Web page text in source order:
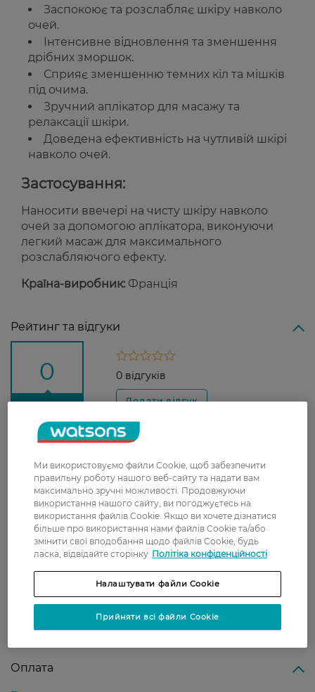
Заспокоює та розслабляє шкіру навколо
очей.
Інтенсивне відновлення та зменшення
дрібних зморшок.
Сприяє зменшенню темних кіл та мішків
під очима.
Зручний аплікатор для масажу та
релаксації шкіри.
Доведена ефективність на чутливій шкірі
навколо очей.
Застосування:
Наносити ввечері на чисту шкіру навколо
очей за допомогою аплікатора, виконуючи
легкий масаж для максимального
розслабляючого ефекту.
Країна-виробник: Франція
Рейтинг та відгуки
0 0 відгуків
Нова пошта
У відділення Нової пошти - 99 грн,
безкоштовно від 699 грн
Укрпошта
Вартість доставки - 79 грн, безкоштовна
доставка від - 599 грн
Забрати сьогодні в магазині Watsons
Вартість доставки - 0 грн
Оплата
Ми використовуємо файли Cookie, щоб забезпечити
правильну роботу нашого веб-сайту та надати вам
максимально зручні можливості. Продовжуючи
використання нашого сайту, ви погоджуєтесь на
використання файлів Cookie. Якщо ви хочете дізнатися
більше про використання нами файлів Cookie та/або
змінити свої вподобання щодо файлів Cookie, будь
ласка, відвідайте сторінку Політіка конфіденційності
Налаштувати файли Cookie
Прийняти всі файли Cookie